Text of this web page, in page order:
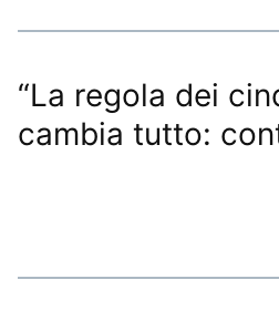
“La regola dei
cambia tutto: